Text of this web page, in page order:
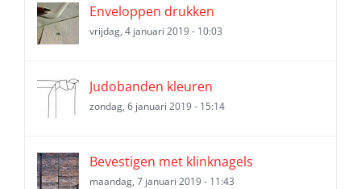
Enveloppen drukken
vrijdag, 4 januari 2019 - 10:03
Judobanden kleuren
zondag, 6 januari 2019 - 15:14
Bevestigen met klinknagels
maandag, 7 januari 2019 - 11:43